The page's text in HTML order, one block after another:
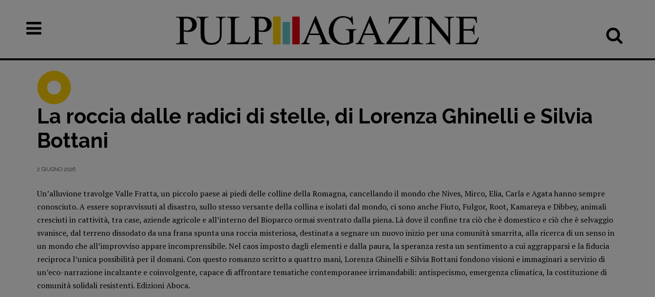
Recensioni
Interviste
RUBRICHE
Archeologie del
presente
Fumetti
Libro & Film
Pulp for kids
Opera prima
Blade Runner 40
Editoria
Intelligenza
Artificiale
Maestri sommersi
Pasolini 1922-2022
Psichedelia
Scienza
REDAZIONE
Walter Catalano,Giuseppe
Costigliola,Anna da Re,
Roberto Derobertis, Elio
Grasso, Fabio Malagnini
Michielin,Nicole Spallina,
Roberto Sturm,Tania Tonin
La roccia dalle radici di stelle, di Lorenza Ghinelli e Silvia
Bottani
2 GIUGNO 2026
Un’alluvione travolge Valle Fratta, un piccolo paese ai piedi delle colline della Romagna, cancellando il mondo che Nives, Mirco, Elia, Carla e Agata hanno sempre
conosciuto. A essere sopravvissuti al disastro, sullo stesso versante della collina e isolati dal mondo, ci sono anche Fiuto, Fulgor, Root, Kamareya e Dibbey, animali
cresciuti in cattività, tra case, aziende agricole e all’interno del Bioparco ormai sventrato dalla piena. Là dove il confine tra ciò che è domestico e ciò che è selvaggio
svanisce, dal terreno dissodato da una frana spunta una roccia misteriosa, destinata a segnare un nuovo inizio per una comunità smarrita, alla ricerca di un senso in
un mondo che all’improvviso appare incomprensibile. Nel caos imposto dagli elementi e dalla paura, la speranza resta un sentimento a cui aggrapparsi e la fiducia
reciproca l’unica possibilità per il domani. Con questo romanzo scritto a quattro mani, Lorenza Ghinelli e Silvia Bottani fondono visioni e immaginari a servizio di
un’eco-narrazione incalzante e coinvolgente, capace di affrontare tematiche contemporanee irrimandabili: antispecismo, emergenza climatica, la costituzione di
comunità solidali resistenti. Edizioni Aboca.